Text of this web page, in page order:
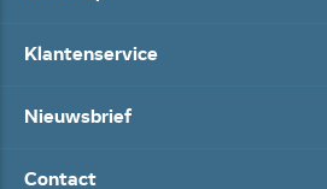
Klantenservice
Nieuwsbrief
Contact